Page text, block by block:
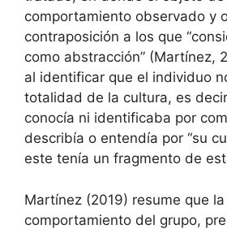
comportamiento observado y
contraposición a los que
como abstracción” (Martínez,
al identificar que el individuo
totalidad de la cultura, es
conocía ni identificaba por
describía o entendía por “su
este tenía un fragmento de
Martínez (2019) resume que
comportamiento del grupo,